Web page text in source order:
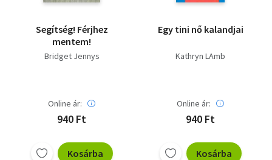
Segítség! Férjhez
mentem!
Bridget Jennys
Online ár:
940 Ft
Kosárba
Egy tini nő kalandjai
Kathryn LAmb
Online ár:
940 Ft
Kosárba